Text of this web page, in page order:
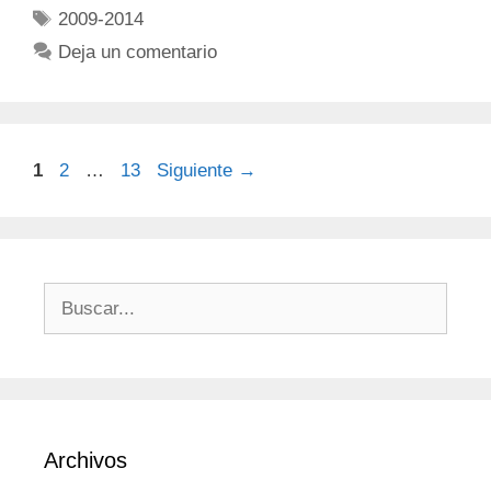
2009-2014
Deja un comentario
1 2 … 13 Siguiente →
Archivos